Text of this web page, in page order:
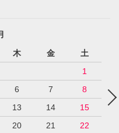
木 金
土
1
6 7
8
13 14
15
20 21
22